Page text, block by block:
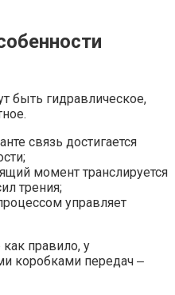
быть гидравлическое,
связь достигается
момент транслируется
трения;
управляет
правило, у
коробками передач ‒